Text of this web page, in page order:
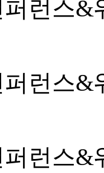
퍼런스&
퍼런스&
퍼런스&